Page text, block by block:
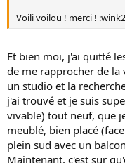
Voili voilou ! merci !
Et bien moi, j'ai quitté
de me rapprocher de
un studio et la
j'ai trouvé et je suis
vivable) tout neuf, que
meublé, bien placé
plein sud avec un
Maintenant, c'est sur